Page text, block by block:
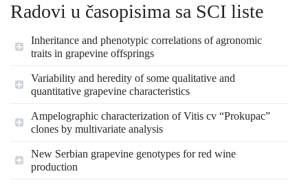
Radovi u časopisima sa SCI liste
Inheritance and phenotypic correlations of agronomic
traits in grapevine offsprings
Variability and heredity of some qualitative and
quantitative grapevine characteristics
Ampelographic characterization of Vitis cv “Prokupac”
clones by multivariate analysis
New Serbian grapevine genotypes for red wine
production